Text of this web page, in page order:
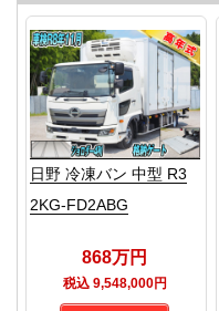
日野 冷凍バン 中型 R3
2KG-FD2ABG
868万円
税込 9,548,000円